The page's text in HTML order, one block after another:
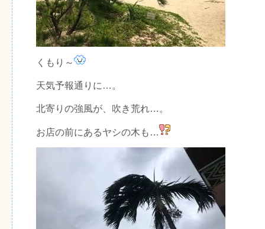
くもり～
天気予報通りに…。
北寄りの強風が、吹き荒れ…。
お店の前にあるヤシの木も…